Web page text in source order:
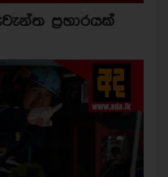
ප්‍රහාරයක්